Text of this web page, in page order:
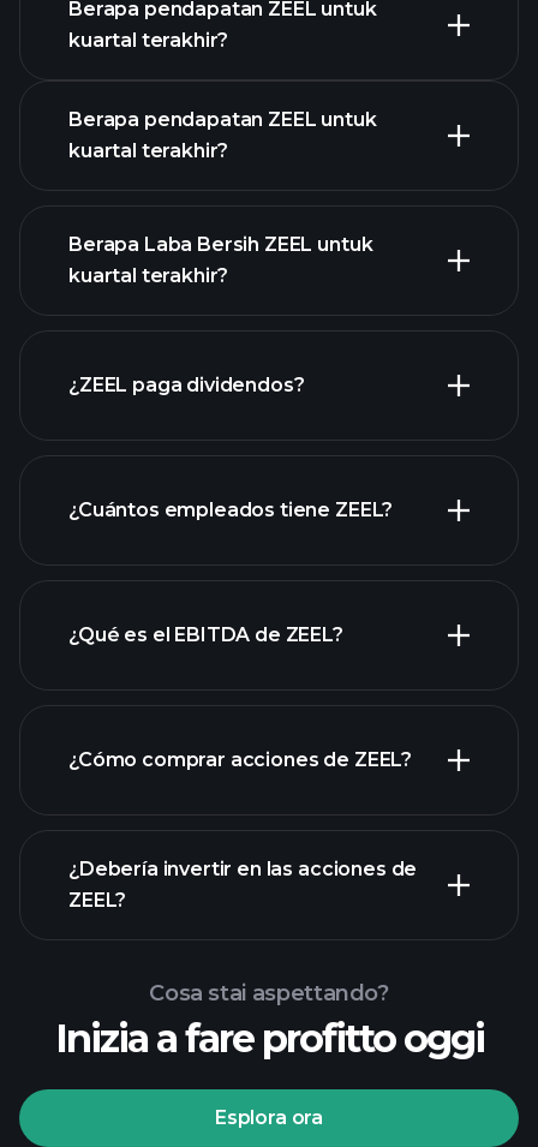
Berapa pendapatan ZEEL untuk
kuartal terakhir?
pendapatan
Berapa pendapatan ZEEL untuk
kuartal terakhir?
ZEEL
Berapa Laba Bersih ZEEL untuk
kuartal terakhir?
¿ZEEL paga dividendos?
¿Cuántos empleados tiene ZEEL?
¿Qué es el EBITDA de ZEEL?
rapporti finanziari
¿Cómo comprar acciones de ZEEL?
torneos Playtrade
bróker recomendado
¿Debería invertir en las acciones de
ZEEL?
Cosa stai aspettando?
Inizia a fare profitto oggi
Esplora ora